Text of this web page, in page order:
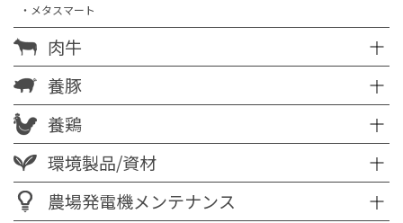
・メタスマート
肉牛
養豚
養鶏
環境製品/資材
農場発電機メンテナンス